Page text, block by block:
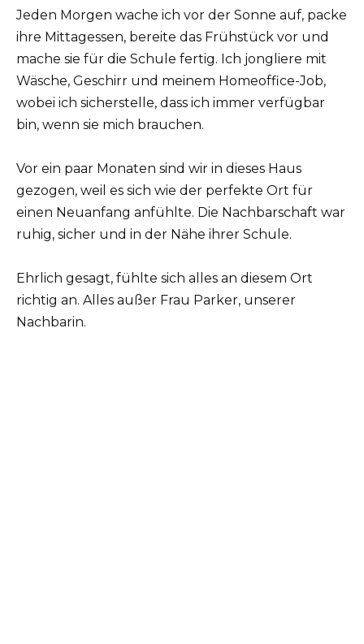
Jeden Morgen wache ich vor der Sonne auf, packe
ihre Mittagessen, bereite das Frühstück vor und
mache sie für die Schule fertig. Ich jongliere mit
Wäsche, Geschirr und meinem Homeoffice-Job,
wobei ich sicherstelle, dass ich immer verfügbar
bin, wenn sie mich brauchen.
Vor ein paar Monaten sind wir in dieses Haus
gezogen, weil es sich wie der perfekte Ort für
einen Neuanfang anfühlte. Die Nachbarschaft war
ruhig, sicher und in der Nähe ihrer Schule.
Ehrlich gesagt, fühlte sich alles an diesem Ort
richtig an. Alles außer Frau Parker, unserer
Nachbarin.